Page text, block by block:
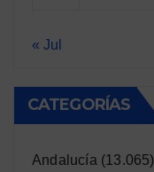
« Jul
CATEGORÍAS
Andalucía (13.065)